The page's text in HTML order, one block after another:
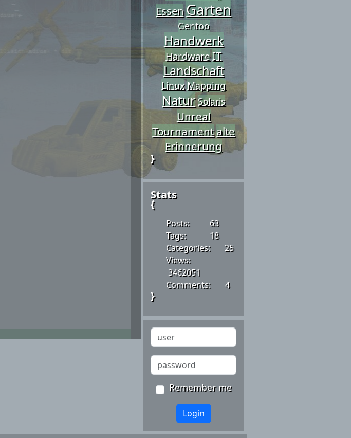
Essen Garten
Gentoo
Handwerk
Hardware IT
Landschaft
Linux Mapping
Natur Solaris
Unreal
Tournament alte
Erinnerung
}
Stats
{
Posts:
63
Tags:
18
Categories:
25
Views:
3462051
Comments:
4
}
Remember me
Login